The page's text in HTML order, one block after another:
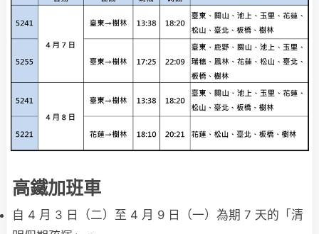
高鐵加班車
自 4 月 3 日（二）至 4 月 9 日（一）為期 7 天的「清